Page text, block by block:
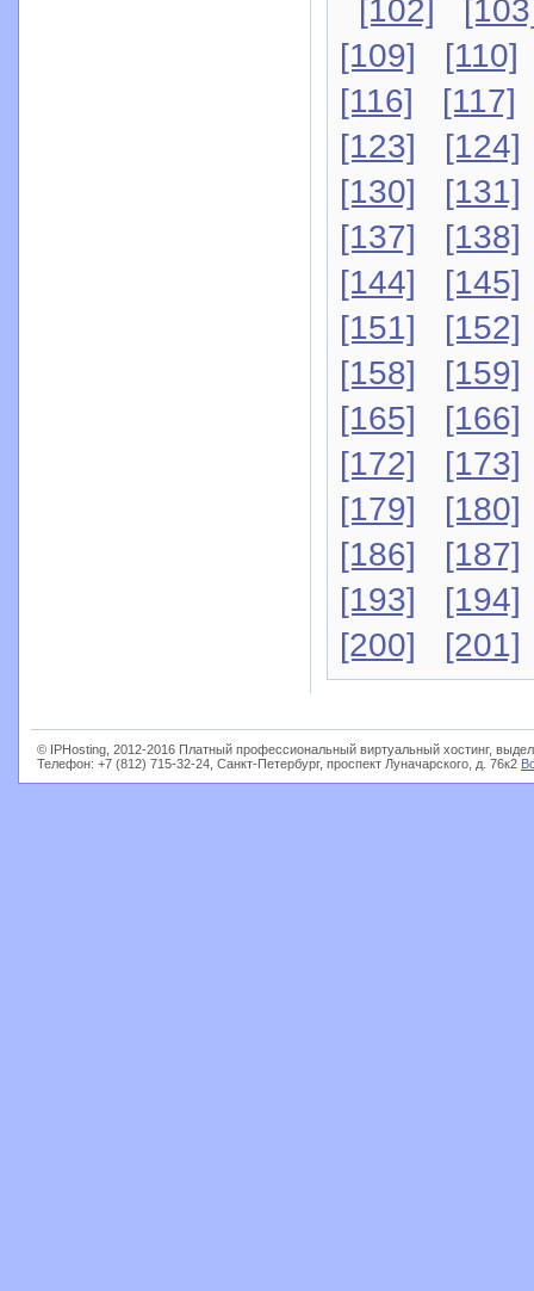
[102]
[109]
[110]
[116]
[117]
[123]
[124]
[130]
[131]
[137]
[138]
[144]
[145]
[151]
[152]
[158]
[159]
[165]
[166]
[172]
[173]
[179]
[180]
[186]
[187]
[193]
[194]
[200]
[201]
© IPHosting, 2012-2016 Платный профессиональный виртуальный хостинг,
Телефон: +7 (812) 715-32-24, Санкт-Петербург, проспект Луначарского, д. 76к2